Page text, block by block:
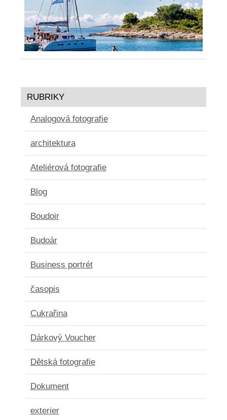
RUBRIKY
Analogová fotografie
architektura
Ateliérová fotografie
Blog
Boudoir
Budoár
Business portrét
časopis
Cukrařina
Dárkový Voucher
Dětská fotografie
Dokument
exterier